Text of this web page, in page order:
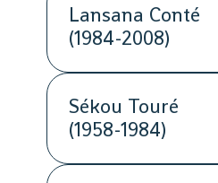
Lansana Conté
(1984-2008)
Sékou Touré
(1958-1984)